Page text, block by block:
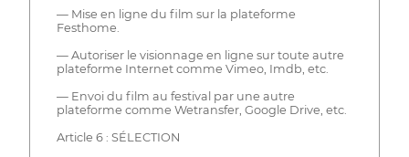
— Mise en ligne du film sur la plateforme
Festhome.
— Autoriser le visionnage en ligne sur toute autre
plateforme Internet comme Vimeo, Imdb, etc.
— Envoi du film au festival par une autre
plateforme comme Wetransfer, Google Drive, etc.
Article 6 : SÉLECTION